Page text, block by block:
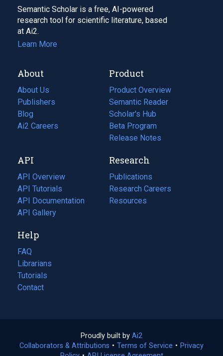
Semantic Scholar is a free, AI-powered
research tool for scientific literature, based
at Ai2.
Learn More
About
About Us
Publishers
Blog
(opens
in
tab)
Ai2 Careers
(opens
new
tab)
Product
Product Overview
Semantic Reader
Scholar's Hub
Beta Program
Release Notes
API
API Overview
API Tutorials
API Documentation
(opens
in
new
tab)
API Gallery
Research
Publications
(opens
in
a
Research Careers
(opens
in
Resources
(opens
Help
FAQ
Librarians
Tutorials
Contact
Proudly built by Ai2
in
Collaborators & Attributions • Terms of Service (opens
• Privacy